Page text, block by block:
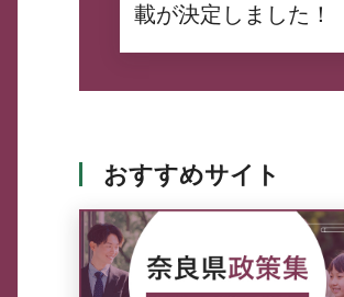
載が決定しました！
おすすめサイト